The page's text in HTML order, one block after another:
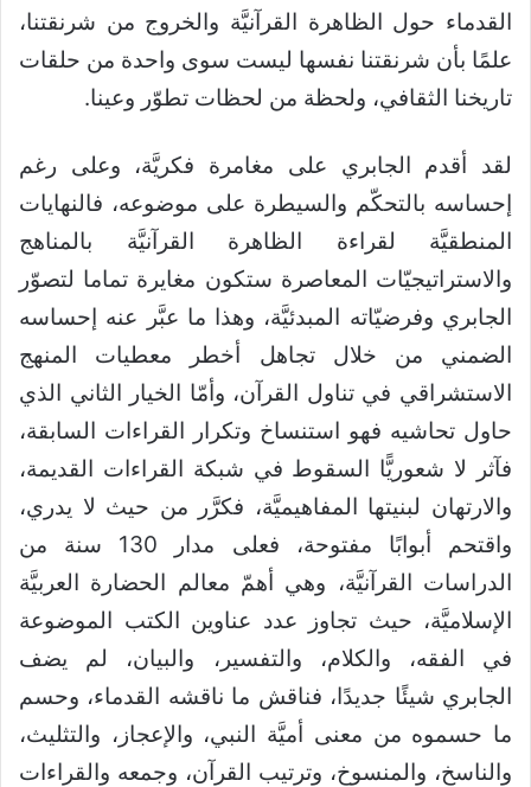
القدماء حول الظاهرة القرآنيَّة والخروج من شرنقتنا،
علمًا بأن شرنقتنا نفسها ليست سوى واحدة من حلقات
تاريخنا الثقافي، ولحظة من لحظات تطوّر وعينا.
لقد أقدم الجابري على مغامرة فكريَّة، وعلى رغم
إحساسه بالتحكّم والسيطرة على موضوعه، فالنهايات
المنطقيَّة لقراءة الظاهرة القرآنيَّة بالمناهج
والاستراتيجيّات المعاصرة ستكون مغايرة تماما لتصوّر
الجابري وفرضيّاته المبدئيَّة، وهذا ما عبَّر عنه إحساسه
الضمني من خلال تجاهل أخطر معطيات المنهج
الاستشراقي في تناول القرآن، وأمّا الخيار الثاني الذي
حاول تحاشيه فهو استنساخ وتكرار القراءات السابقة،
فآثر لا شعوريًّا السقوط في شبكة القراءات القديمة،
والارتهان لبنيتها المفاهيميَّة، فكرَّر من حيث لا يدري،
واقتحم أبوابًا مفتوحة، فعلى مدار 130 سنة من
الدراسات القرآنيَّة، وهي أهمّ معالم الحضارة العربيَّة
الإسلاميَّة، حيث تجاوز عدد عناوين الكتب الموضوعة
في الفقه، والكلام، والتفسير، والبيان، لم يضف
الجابري شيئًا جديدًا، فناقش ما ناقشه القدماء، وحسم
ما حسموه من معنى أميَّة النبي، والإعجاز، والتثليث،
والناسخ، والمنسوخ، وترتيب القرآن، وجمعه والقراءات